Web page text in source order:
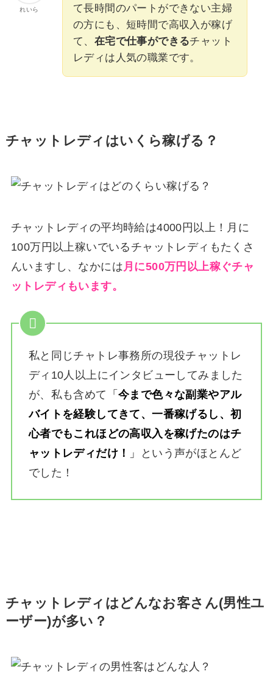
れいら
て長時間のパートができない主婦
の方にも、短時間で高収入が稼げ
て、 在宅で仕事ができるチャット
レディは人気の職業です。
チャットレディはいくら稼げる？
チャットレディの平均時給は4000円以上！月に
100万円以上稼いでいるチャットレディもたくさ
んいますし、なかには 月に500万円以上稼ぐチャ
ットレディもいます。
私と同じチャトレ事務所の現役チャットレ
ディ10人以上にインタビューしてみました
が、私も含めて
「今まで色々な副業やアル
バイトを経験してきて、一番稼げるし、初
心者でもこれほどの高収入を稼げたのはチ
ャットレディだけ！
」
という声がほとんど
でした！
チャットレディはどんなお客さん(男性ユ
ーザー)が多い？